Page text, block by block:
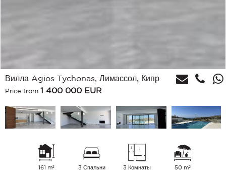
Вилла Agios Tychonas, Лимассол, Кипр
Price from 1 400 000 EUR
161 m² 3 Спальни 3 Комнаты 50 m²